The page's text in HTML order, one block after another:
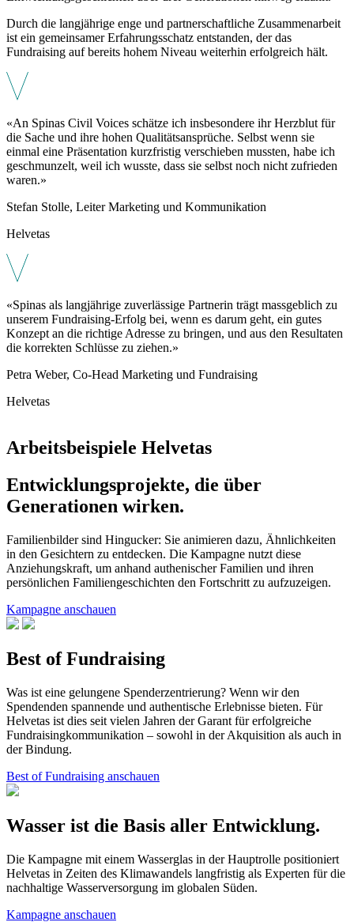
Durch die langjährige enge und partnerschaftliche Zusammenarbeit
ist ein gemeinsamer Erfahrungsschatz entstanden, der das
Fundraising auf bereits hohem Niveau weiterhin erfolgreich hält.
«An Spinas Civil Voices schätze ich insbesondere ihr Herzblut für
die Sache und ihre hohen Qualitätsansprüche. Selbst wenn sie
einmal eine Präsentation kurzfristig verschieben mussten, habe ich
geschmunzelt, weil ich wusste, dass sie selbst noch nicht zufrieden
waren.»
Stefan Stolle, Leiter Marketing und Kommunikation
Helvetas
«Spinas als langjährige zuverlässige Partnerin trägt massgeblich zu
unserem Fundraising-Erfolg bei, wenn es darum geht, ein gutes
Konzept an die richtige Adresse zu bringen, und aus den Resultaten
die korrekten Schlüsse zu ziehen.»
Petra Weber, Co-Head Marketing und Fundraising
Helvetas
Arbeitsbeispiele Helvetas
Entwicklungsprojekte, die über
Generationen wirken.
Familienbilder sind Hingucker: Sie animieren dazu, Ähnlichkeiten
in den Gesichtern zu entdecken. Die Kampagne nutzt diese
Anziehungskraft, um anhand authenischer Familien und ihren
persönlichen Familiengeschichten den Fortschritt zu aufzuzeigen.
Kampagne anschauen
Best of Fundraising
Was ist eine gelungene Spenderzentrierung? Wenn wir den
Spendenden spannende und authentische Erlebnisse bieten. Für
Helvetas ist dies seit vielen Jahren der Garant für erfolgreiche
Fundraisingkommunikation – sowohl in der Akquisition als auch in
der Bindung.
Best of Fundraising anschauen
Wasser ist die Basis aller Entwicklung.
Die Kampagne mit einem Wasserglas in der Hauptrolle positioniert
Helvetas in Zeiten des Klimawandels langfristig als Experten für die
nachhaltige Wasserversorgung im globalen Süden.
Kampagne anschauen